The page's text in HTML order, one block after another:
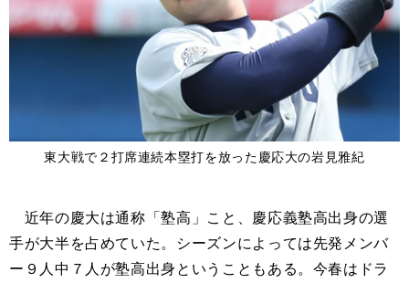
東大戦で２打席連続本塁打を放った慶応大の岩見雅紀
近年の慶大は通称「塾高」こと、慶応義塾高出身の選
手が大半を占めていた。シーズンによっては先発メンバ
ー９人中７人が塾高出身ということもある。今春はドラ